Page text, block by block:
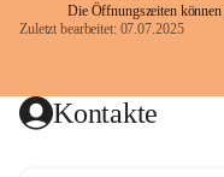
Die Öffnungszeiten können
Zuletzt bearbeitet: 07.07.2025
Kontakte